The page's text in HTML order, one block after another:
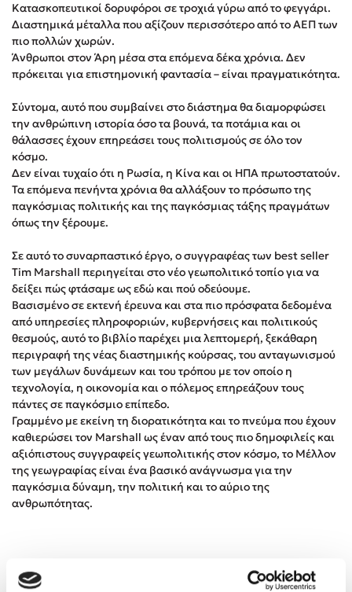
Mimi Matthews
Benzamin Bécue
Rebecca Yarros
Teo Benedetti
Emily Henry
Ali Hazelwood
Cori Doerrfeld
Pierdomenico Baccalario
Δανάη Ιμπραχήμ
Δημοφιλή Άρθρα
3 βιβλία βασισμένα σε αληθινά γεγονότα!
Τεστ: Ποιο αστυνομικό βιβλίο σου ταιριάζει για το καλοκαίρι;
Ο εθισμός των παιδιών στις οθόνες δεν είναι «το πρόβλημα»
Μια λέξη που συχνά νιώθεις αλλά την αγνοείς
Τι είναι η νευροποικιλότητα; Η Δρ. Δανάη Δεληγεώργη
απαντά!
Συγχαρητήρια, Πέθανες! Μια ξενάγηση στον Άδη της
ελληνικής μυθολογίας
3 βιβλία που μπορείς να διαβάσεις σε μια μέρα!
Εύκολη συνταγή για chicken BBQ pizza από τον Άκη
Πετρετζίκη!
Διακοπές με τα παιδιά: Η ανάγκη μας για παύση σε μετωπική
Κατασκοπευτικοί δορυφόροι σε τροχιά γύρω από το φεγγάρι.
Διαστημικά μέταλλα που αξίζουν περισσότερο από το ΑΕΠ των
πιο πολλών χωρών.
Άνθρωποι στον Άρη μέσα στα επόμενα δέκα χρόνια. Δεν
πρόκειται για επιστημονική φαντασία – είναι πραγματικότητα.
Σύντομα, αυτό που συμβαίνει στο διάστημα θα διαμορφώσει
την ανθρώπινη ιστορία όσο τα βουνά, τα ποτάμια και οι
θάλασσες έχουν επηρεάσει τους πολιτισμούς σε όλο τον
κόσμο.
Δεν είναι τυχαίο ότι η Ρωσία, η Κίνα και οι ΗΠΑ πρωτοστατούν.
Τα επόμενα πενήντα χρόνια θα αλλάξουν το πρόσωπο της
παγκόσμιας πολιτικής και της παγκόσμιας τάξης πραγμάτων
όπως την ξέρουμε.
Σε αυτό το συναρπαστικό έργο, ο συγγραφέας των best seller
Tim Marshall περιηγείται στο νέο γεωπολιτικό τοπίο για να
δείξει πώς φτάσαμε ως εδώ και πού οδεύουμε.
Βασισμένο σε εκτενή έρευνα και στα πιο πρόσφατα δεδομένα
από υπηρεσίες πληροφοριών, κυβερνήσεις και πολιτικούς
θεσμούς, αυτό το βιβλίο παρέχει μια λεπτομερή, ξεκάθαρη
περιγραφή της νέας διαστημικής κούρσας, του ανταγωνισμού
των μεγάλων δυνάμεων και του τρόπου με τον οποίο η
τεχνολογία, η οικονομία και ο πόλεμος επηρεάζουν τους
πάντες σε παγκόσμιο επίπεδο.
Γραμμένο με εκείνη τη διορατικότητα και το πνεύμα που έχουν
καθιερώσει τον Marshall ως έναν από τους πιο δημοφιλείς και
αξιόπιστους συγγραφείς γεωπολιτικής στον κόσμο, το Μέλλον
της γεωγραφίας είναι ένα βασικό ανάγνωσμα για την
παγκόσμια δύναμη, την πολιτική και το αύριο της
ανθρωπότητας.
Είπαν για το βιβλίο